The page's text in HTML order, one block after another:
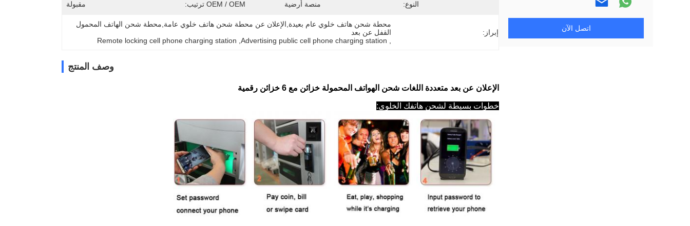
اتصل الآن
النوع: منصة أرضية OEM / OEM ترتيب: مقبولة
إبراز:
القفل عن بعد
Advertising public cell phone charging station
Remote locking cell phone charging station
وصف المنتج
الإعلان عن بعد متعددة اللغات شحن الهواتف المحمولة خزائن مع 6 خزائن رقمية
خطوات بسيطة لشحن هاتفك الخلوي: